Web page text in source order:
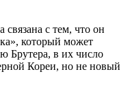
связана с тем, что он
который может
Брутера, в их число
Кореи, но не новый